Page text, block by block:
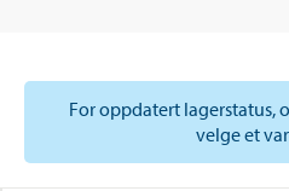
For oppdatert lagerstatus,
velge et